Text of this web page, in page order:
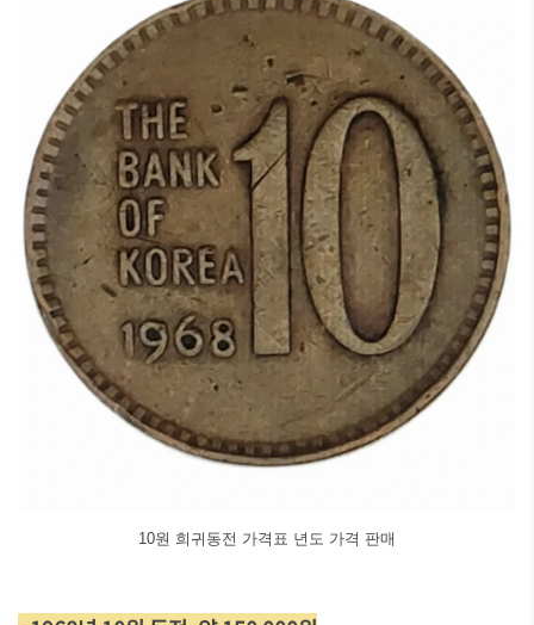
10원 희귀동전 가격표 년도 가격 판매